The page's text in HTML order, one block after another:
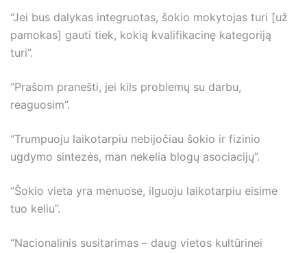
“Jei bus dalykas integruotas, šokio mokytojas turi [už
pamokas] gauti tiek, kokią kvalifikacinę kategoriją
turi”.
“Prašom pranešti, jei kils problemų su darbu,
reaguosim”.
“Trumpuoju laikotarpiu nebijočiau šokio ir fizinio
ugdymo sintezės, man nekelia blogų asociacijų”.
“Šokio vieta yra menuose, ilguoju laikotarpiu eisime
tuo keliu”.
“Nacionalinis susitarimas – daug vietos kultūrinei